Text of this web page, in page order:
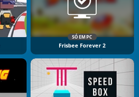
SÓ EM PC
Frisbee Forever 2